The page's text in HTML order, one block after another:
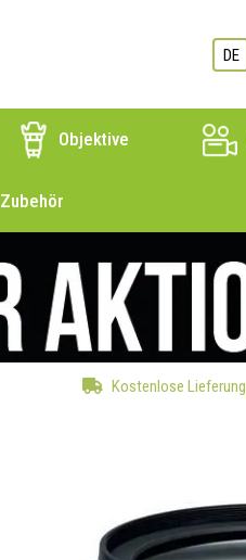
DE
Objektive
Zubehör
Kostenlose Lieferung